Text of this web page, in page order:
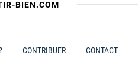
BIEN.COM
CONTRIBUER CONTACT